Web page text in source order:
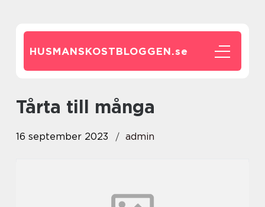
HUSMANSKOSTBLOGGEN.se
tårta till många
16 september 2023 admin